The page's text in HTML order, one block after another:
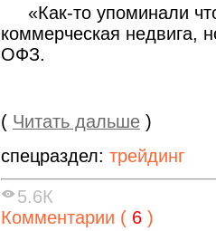
«Как-то упоминали
коммерческая недвига,
ОФЗ.
( Читать дальше )
спецраздел: трейдинг
5.6К
Комментарии ( 6 )